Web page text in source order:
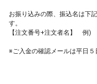
お振り込みの際、振込名は下
す。
【注文番号+注文者名】 例)
※ご入金の確認メールは平日５